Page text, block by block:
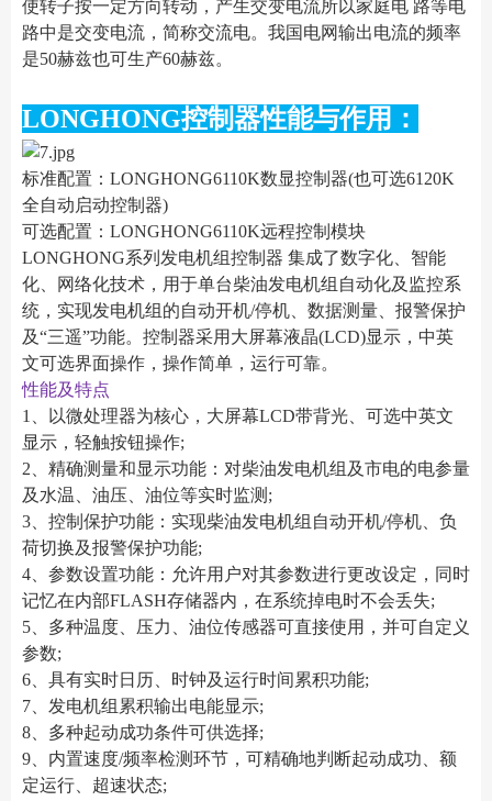
使转子按一定方向转动，产生交变电流所以家庭电 路等电
路中是交变电流，简称交流电。我国电网输出电流的频率
是50赫兹也可生产60赫兹。
LONGHONG控制器性能与作用：
标准配置：LONGHONG6110K数显控制器(也可选6120K
全自动启动控制器)
可选配置：LONGHONG6110K远程控制模块
LONGHONG系列发电机组控制器 集成了数字化、智能
化、网络化技术，用于单台柴油发电机组自动化及监控系
统，实现发电机组的自动开机/停机、数据测量、报警保护
及“三遥”功能。控制器采用大屏幕液晶(LCD)显示，中英
文可选界面操作，操作简单，运行可靠。
性能及特点
1、以微处理器为核心，大屏幕LCD带背光、可选中英文
显示，轻触按钮操作;
2、精确测量和显示功能：对柴油发电机组及市电的电参量
及水温、油压、油位等实时监测;
3、控制保护功能：实现柴油发电机组自动开机/停机、负
荷切换及报警保护功能;
4、参数设置功能：允许用户对其参数进行更改设定，同时
记忆在内部FLASH存储器内，在系统掉电时不会丢失;
5、多种温度、压力、油位传感器可直接使用，并可自定义
参数;
6、具有实时日历、时钟及运行时间累积功能;
7、发电机组累积输出电能显示;
8、多种起动成功条件可供选择;
9、内置速度/频率检测环节，可精确地判断起动成功、额
定运行、超速状态;